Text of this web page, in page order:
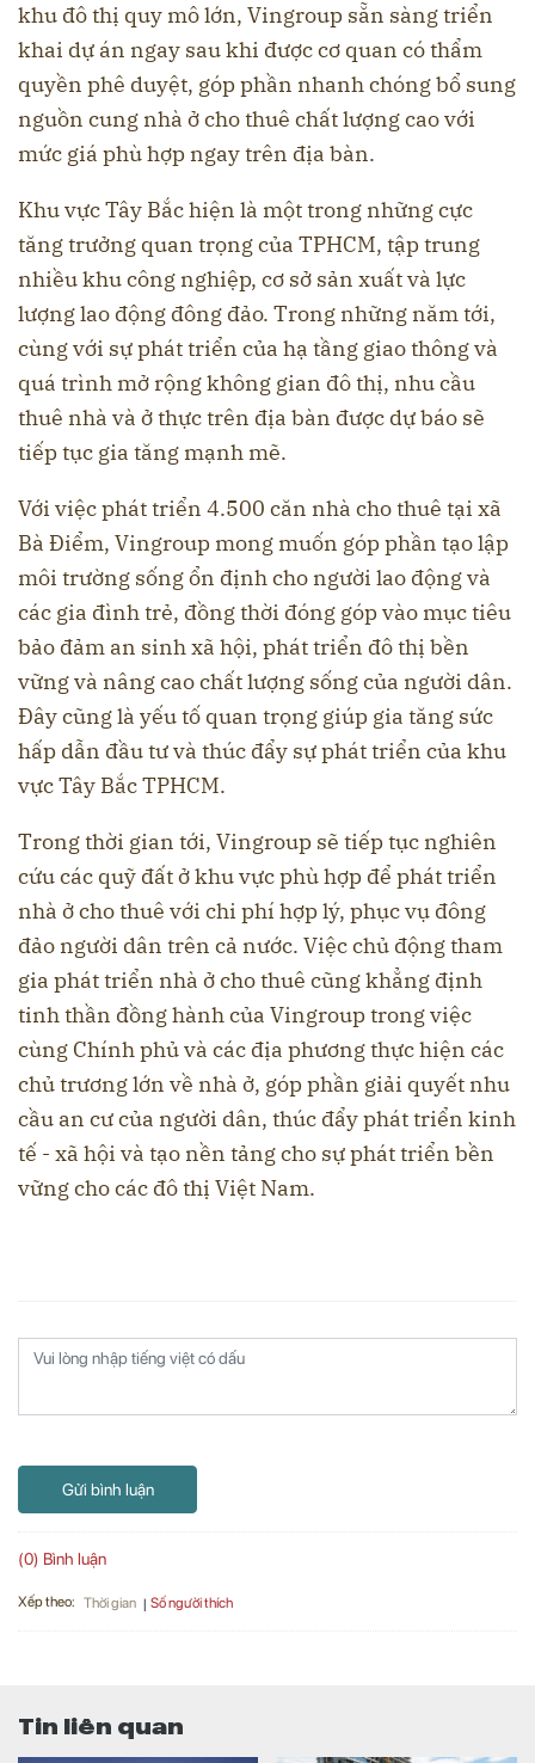
khu đô thị quy mô lớn, Vingroup sẵn sàng triển
khai dự án ngay sau khi được cơ quan có thẩm
quyền phê duyệt, góp phần nhanh chóng bổ sung
nguồn cung nhà ở cho thuê chất lượng cao với
mức giá phù hợp ngay trên địa bàn.
Khu vực Tây Bắc hiện là một trong những cực
tăng trưởng quan trọng của TPHCM, tập trung
nhiều khu công nghiệp, cơ sở sản xuất và lực
lượng lao động đông đảo. Trong những năm tới,
cùng với sự phát triển của hạ tầng giao thông và
quá trình mở rộng không gian đô thị, nhu cầu
thuê nhà và ở thực trên địa bàn được dự báo sẽ
tiếp tục gia tăng mạnh mẽ.
Với việc phát triển 4.500 căn nhà cho thuê tại xã
Bà Điểm, Vingroup mong muốn góp phần tạo lập
môi trường sống ổn định cho người lao động và
các gia đình trẻ, đồng thời đóng góp vào mục tiêu
bảo đảm an sinh xã hội, phát triển đô thị bền
vững và nâng cao chất lượng sống của người dân.
Đây cũng là yếu tố quan trọng giúp gia tăng sức
hấp dẫn đầu tư và thúc đẩy sự phát triển của khu
vực Tây Bắc TPHCM.
Trong thời gian tới, Vingroup sẽ tiếp tục nghiên
cứu các quỹ đất ở khu vực phù hợp để phát triển
nhà ở cho thuê với chi phí hợp lý, phục vụ đông
đảo người dân trên cả nước. Việc chủ động tham
gia phát triển nhà ở cho thuê cũng khẳng định
tinh thần đồng hành của Vingroup trong việc
cùng Chính phủ và các địa phương thực hiện các
chủ trương lớn về nhà ở, góp phần giải quyết nhu
cầu an cư của người dân, thúc đẩy phát triển kinh
tế - xã hội và tạo nền tảng cho sự phát triển bền
vững cho các đô thị Việt Nam.
Gửi bình luận
(0) Bình luận
Xếp theo: Thời gian Số người thích
Tin liên quan